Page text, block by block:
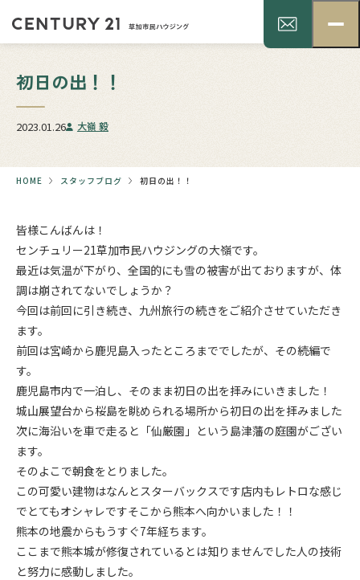
初日の出！！
2023.01.26 大嶺 毅
HOME スタッフブログ 初日の出！！
皆様こんばんは！
センチュリー21草加市民ハウジングの大嶺です。
最近は気温が下がり、全国的にも雪の被害が出ておりますが、体
調は崩されてないでしょうか？
今回は前回に引き続き、九州旅行の続きをご紹介させていただき
ます。
前回は宮崎から鹿児島入ったところまででしたが、その続編で
す。
鹿児島市内で一泊し、そのまま初日の出を拝みにいきました！
城山展望台から桜島を眺められる場所から初日の出を拝みました
次に海沿いを車で走ると「仙厳園」という島津藩の庭園がござい
ます。
そのよこで朝食をとりました。
この可愛い建物はなんとスターバックスです店内もレトロな感じ
でとてもオシャレですそこから熊本へ向かいました！！
熊本の地震からもうすぐ7年経ちます。
ここまで熊本城が修復されているとは知りませんでした人の技術
と努力に感動しました。